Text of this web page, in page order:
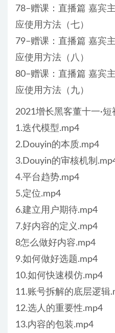
78–赠课：直播篇 嘉宾
应使用方法（七）
79–赠课：直播篇 嘉宾
应使用方法（八）
80–赠课：直播篇 嘉宾
应使用方法（九）
2021增长黑客董十一·
1.迭代模型.mp4
2.Douyin的本质.mp4
3.Douyin的审核机制
4.平台趋势.mp4
5.定位.mp4
6.建立用户期待.mp4
7.好内容的定义.mp4
8怎么做好内容.mp4
9.如何做好选题.mp4
10.如何快速模仿.mp4
11.账号拆解的底层逻辑
12.选人的重要性.mp4
13.内容的包装.mp4